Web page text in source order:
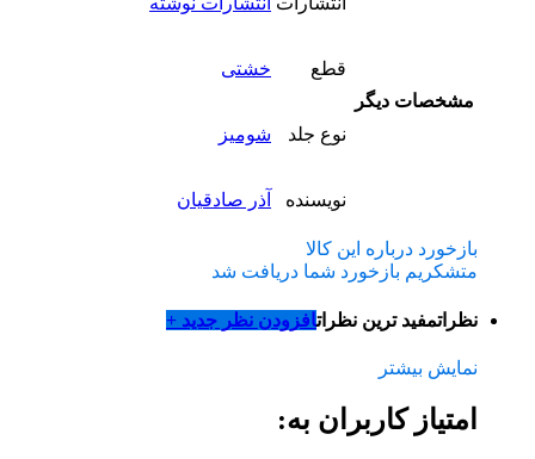
مشخصات دیگر
قطع خشتی
نوع جلد شومیز
نویسنده آذر صادقیان
بازخورد درباره این کالا
متشکریم بازخورد شما دریافت شد
نظراتمفید ترین نظراتافزودن نظر جدید +
نمایش بیشتر
امتیاز کاربران به: